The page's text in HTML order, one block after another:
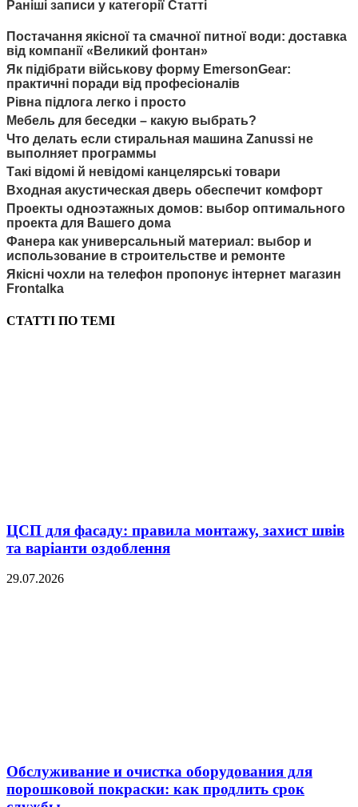
Раніші записи у категорії Статті
Постачання якісної та смачної питної води: доставка
від компанії «Великий фонтан»
Як підібрати військову форму EmersonGear:
практичні поради від професіоналів
Рівна підлога легко і просто
Мебель для беседки – какую выбрать?
Что делать если стиральная машина Zanussi не
выполняет программы
Такі відомі й невідомі канцелярські товари
Входная акустическая дверь обеспечит комфорт
Проекты одноэтажных домов: выбор оптимального
проекта для Вашего дома
Фанера как универсальный материал: выбор и
использование в строительстве и ремонте
Якісні чохли на телефон пропонує інтернет магазин
Frontalka
СТАТТІ ПО ТЕМІ
ЦСП для фасаду: правила монтажу, захист швів
та варіанти оздоблення
29.07.2026
Обслуживание и очистка оборудования для
порошковой покраски: как продлить срок